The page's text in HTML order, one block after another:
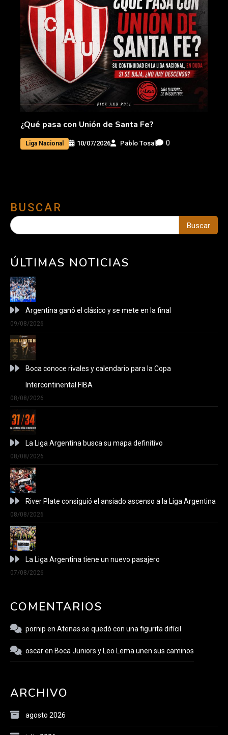
¿Qué pasa con Unión de Santa Fe?
Liga Nacional 10/07/2026 Pablo Tosal 0
BUSCAR
Buscar
ÚLTIMAS NOTICIAS
Argentina ganó el clásico y se mete en la final
09/08/2026
Boca conoce rivales y calendario para la Copa
Intercontinental FIBA
08/08/2026
La Liga Argentina busca su mapa definitivo
08/08/2026
River Plate consiguió el ansiado ascenso a la Liga Argentina
08/08/2026
La Liga Argentina tiene un nuevo pasajero
07/08/2026
COMENTARIOS
pornip en Atenas se quedó con una figurita difícil
oscaren Boca Juniors y Leo Lema unen sus caminos
ARCHIVO
agosto 2026